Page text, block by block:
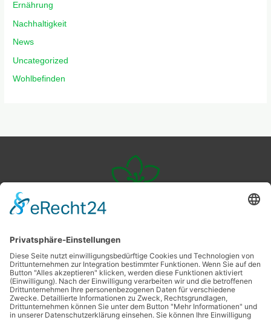
Ernährung
Nachhaltigkeit
News
Uncategorized
Wohlbefinden
Ernährung